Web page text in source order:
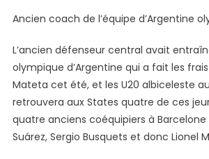
Ancien coach de l’équipe d’Argentine
L’ancien défenseur central avait
olympique d’Argentine qui a fait les
Mateta cet été, et les U20 albiceleste
retrouvera aux States quatre de ces
quatre anciens coéquipiers à Barcelone
Suárez, Sergio Busquets et donc Lionel